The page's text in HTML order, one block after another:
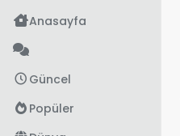
İçeriğe atla
Anasayfa
Güncel
Popüler